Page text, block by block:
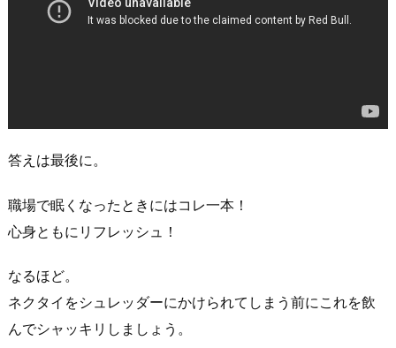
答えは最後に。
職場で眠くなったときにはコレ一本！
心身ともにリフレッシュ！
なるほど。
ネクタイをシュレッダーにかけられてしまう前にこれを飲
んでシャッキリしましょう。